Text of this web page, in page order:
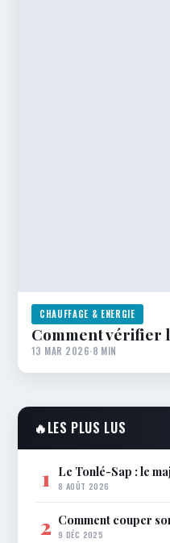
CHAUFFAGE & ENERGIE
Comment vérifier
13 MAR 2026·8 MIN
🔥LES PLUS LUS
1 Le Tonlé-Sap : le
8 AOÛT 2026
2 Comment couper
9 DÉC 2025